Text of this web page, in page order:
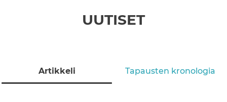
UUTISET
Artikkeli Tapausten kronologia